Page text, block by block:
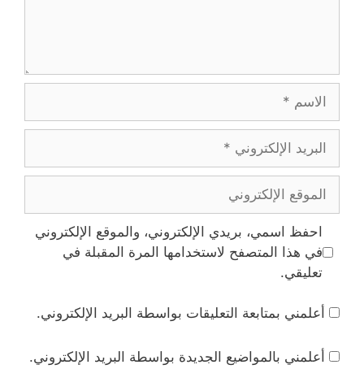
الإلكتروني
الإلكتروني
احفظ اسمي، بريدي الإلكتروني، والموقع الإلكتروني
في هذا المتصفح لاستخدامها المرة المقبلة في
تعليقي.
أعلمني بمتابعة التعليقات بواسطة البريد الإلكتروني.
أعلمني بالمواضيع الجديدة بواسطة البريد الإلكتروني.